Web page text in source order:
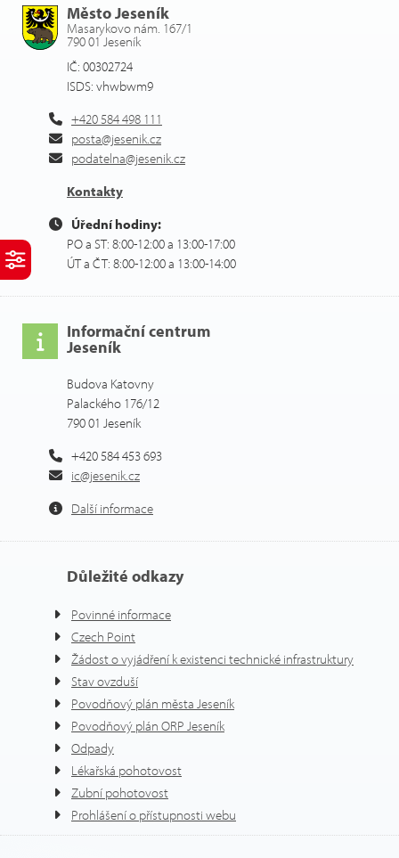
Město Jeseník
Masarykovo nám. 167/1
790 01 Jeseník
IČ: 00302724
ISDS: vhwbwm9
+420 584 498 111
posta@jesenik.cz
podatelna@jesenik.cz
Kontakty
Úřední hodiny:
PO a ST: 8:00-12:00 a 13:00-17:00
ÚT a ČT: 8:00-12:00 a 13:00-14:00
Informační centrum
Jeseník
Budova Katovny
Palackého 176/12
790 01 Jeseník
+420 584 453 693
ic@jesenik.cz
Další informace
Důležité odkazy
Povinné informace
Czech Point
Žádost o vyjádření k existenci technické infrastruktury
Stav ovzduší
Povodňový plán města Jeseník
Povodňový plán ORP Jeseník
Odpady
Lékařská pohotovost
Zubní pohotovost
Prohlášení o přístupnosti webu